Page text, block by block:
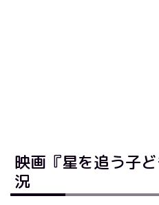
映画『星を追う子
況